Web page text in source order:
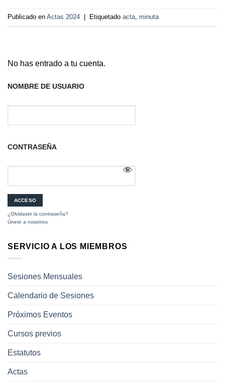
Publicado en Actas 2024 Etiquetado acta minuta
No has entrado a tu cuenta.
NOMBRE DE USUARIO
CONTRASEÑA
¿Olvidaste la contraseña?
Únete a nosotros
SERVICIO A LOS MIEMBROS
Sesiones Mensuales
Calendario de Sesiones
Próximos Eventos
Cursos previos
Estatutos
Actas